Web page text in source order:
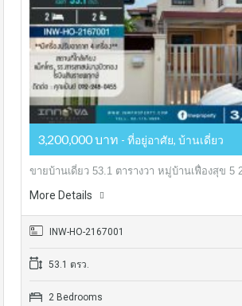
3,200,000 บาท - ที่อยู่อาศัย, บ้านเดี่ยว
ขายบ้านเดี่ยว 53.1 ตารางวา หมู่บ้านเฟื่องสุข 5
More Details
INW-HO-2167001
53.1 ตรว.
2 Bedrooms